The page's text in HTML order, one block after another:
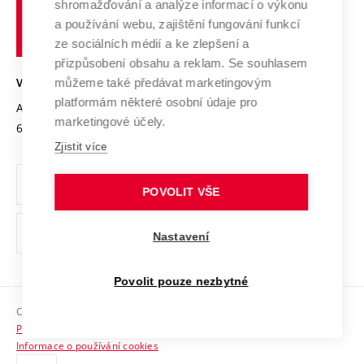
Transfer znalostí
Open Science
Projekty
Projekty ze strukturálních fondů
Specifický výzkum
Mezinárodní dohody
Univerzitní sítě
Udržitelná univerzita
Podnikavá univerzita / ContriBUTe
Bezpečná univerzita
Vyznamenání
Organizační struktura
Ochrana osobních údajů
odkaz)
Sociální bezpečí
HR Award
učení
technické
Brně
VYSOKÉ UČENÍ TECHNICKÉ V BRNĚ
Antonínská 548/1
602 00 Brno
www.vut.cz
vut@vutbr.cz
Copyright © 2026 VUT
Prohlášení o přístupnosti
Informace o používání cookies
shromažďování a analýze informací o výkonu
a používání webu, zajištění fungování funkcí
ze sociálních médií a ke zlepšení a
přizpůsobení obsahu a reklam. Se souhlasem
můžeme také předávat marketingovým
platformám některé osobní údaje pro
marketingové účely.
Zjistit více
POVOLIT VŠE
Nastavení
Povolit pouze nezbytné